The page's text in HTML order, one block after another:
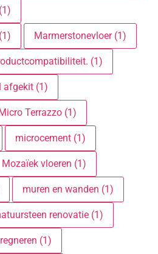
Marmerstonevloer (1)
(1)
afgekit (1)
Terrazzo (1)
microcement (1)
Mozaïek vloeren (1)
muren en wanden (1)
renovatie (1)
(1)